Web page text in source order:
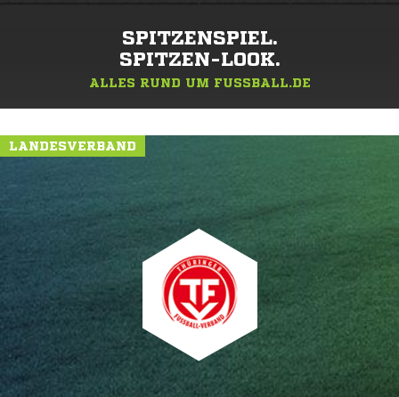
SPITZENSPIEL.
SPITZEN-LOOK.
ALLES RUND UM FUSSBALL.DE
LANDESVERBAND